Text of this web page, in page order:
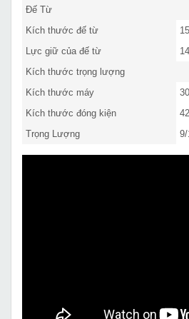
Đế Từ
Kích thước đế từ
Lực giữ của đế từ
Kích thước trọng lượng
Kích thước máy
Kích thước đóng kiện
Trọng Lượng